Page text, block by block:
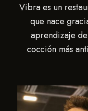
Vibra es un
que nace
aprendizaje
cocción más